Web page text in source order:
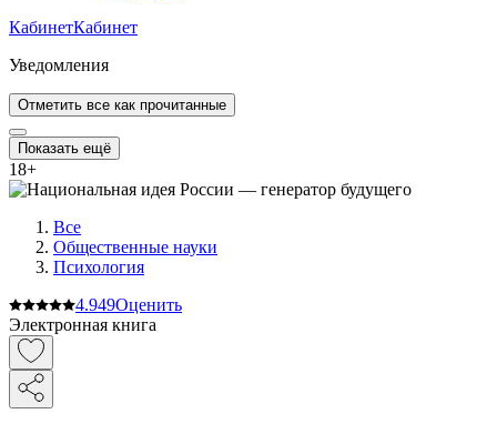
КабинетКабинет
Уведомления
Отметить все как прочитанные
Показать ещё
18+
Все
Общественные науки
Психология
4.949Оценить
Электронная книга